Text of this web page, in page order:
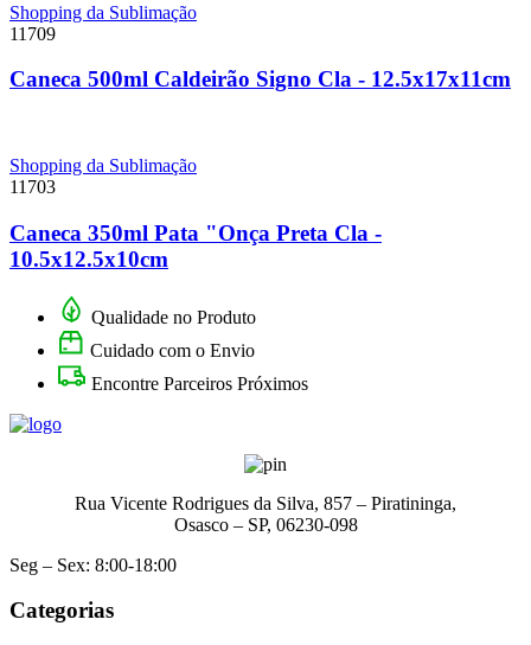
Shopping da Sublimação
11709
Caneca 500ml Caldeirão Signo Cla - 12.5x17x11cm
Shopping da Sublimação
11703
Caneca 350ml Pata "Onça Preta Cla -
10.5x12.5x10cm
Qualidade no Produto
Cuidado com o Envio
Encontre Parceiros Próximos
Rua Vicente Rodrigues da Silva, 857 – Piratininga,
Osasco – SP, 06230-098
Seg – Sex: 8:00-18:00
Categorias